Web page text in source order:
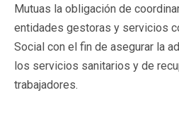
Mutuas la obligación de
entidades gestoras y servicios
Social con el fin de asegurar la
los servicios sanitarios y de
trabajadores.